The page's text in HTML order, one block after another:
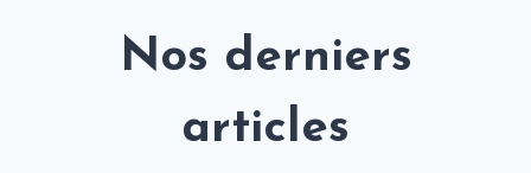
Nos derniers
articles